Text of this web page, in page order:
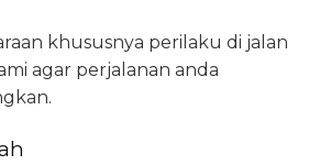
khususnya perilaku di jalan
agar perjalanan anda